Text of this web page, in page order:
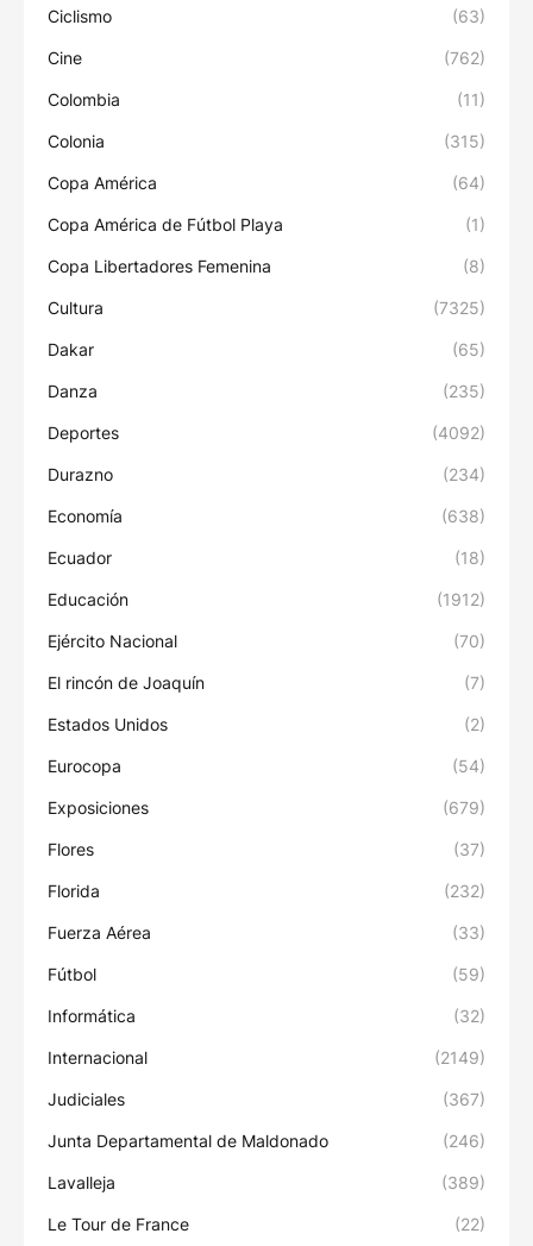
Ciclismo (63)
Cine (762)
Colombia (11)
Colonia (315)
Copa América (64)
Copa América de Fútbol Playa (1)
Copa Libertadores Femenina (8)
Cultura (7325)
Dakar (65)
Danza (235)
Deportes (4092)
Durazno (234)
Economía (638)
Ecuador (18)
Educación (1912)
Ejército Nacional (70)
El rincón de Joaquín (7)
Estados Unidos (2)
Eurocopa (54)
Exposiciones (679)
Flores (37)
Florida (232)
Fuerza Aérea (33)
Fútbol (59)
Informática (32)
Internacional (2149)
Judiciales (367)
Junta Departamental de Maldonado (246)
Lavalleja (389)
Le Tour de France (22)